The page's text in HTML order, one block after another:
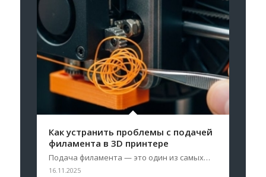
Как устранить проблемы с подачей
филамента в 3D принтере
Подача филамента — это один из самых…
16.11.2025